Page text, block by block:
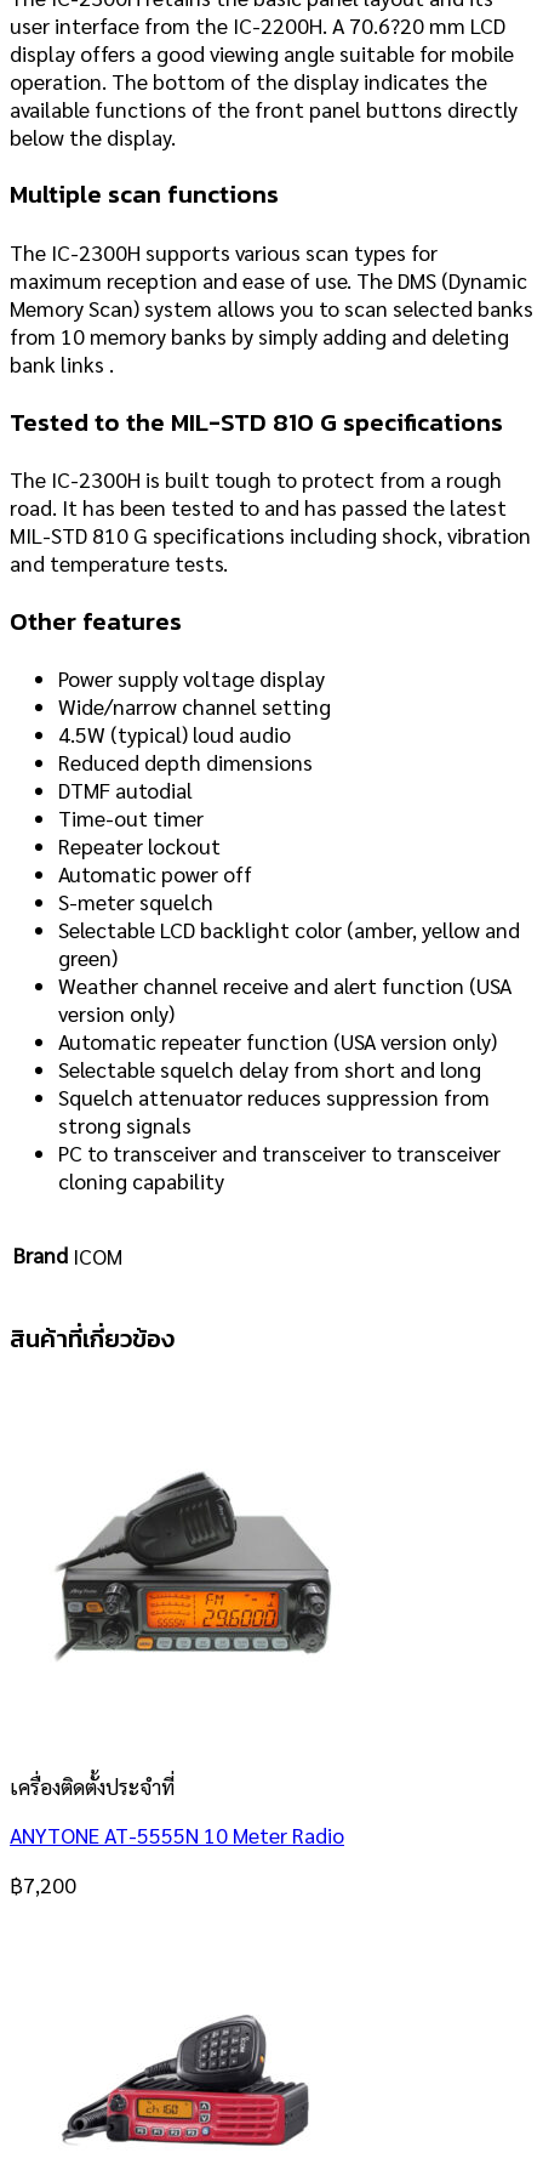
user interface from the IC-2200H. A 70.6?20 mm LCD
display offers a good viewing angle suitable for mobile
operation. The bottom of the display indicates the
available functions of the front panel buttons directly
below the display.
Multiple scan functions
The IC-2300H supports various scan types for
maximum reception and ease of use. The DMS (Dynamic
Memory Scan) system allows you to scan selected banks
from 10 memory banks by simply adding and deleting
bank links .
Tested to the MIL-STD 810 G specifications
The IC-2300H is built tough to protect from a rough
road. It has been tested to and has passed the latest
MIL-STD 810 G specifications including shock, vibration
and temperature tests.
Other features
Power supply voltage display
Wide/narrow channel setting
4.5W (typical) loud audio
Reduced depth dimensions
DTMF autodial
Time-out timer
Repeater lockout
Automatic power off
S-meter squelch
Selectable LCD backlight color (amber, yellow and
green)
Weather channel receive and alert function (USA
version only)
Automatic repeater function (USA version only)
Selectable squelch delay from short and long
Squelch attenuator reduces suppression from
strong signals
PC to transceiver and transceiver to transceiver
cloning capability
Brand ICOM
สินค้าที่เกี่ยวข้อง
เครื่องติดตั้งประจำที่
ANYTONE AT-5555N 10 Meter Radio
฿7,200